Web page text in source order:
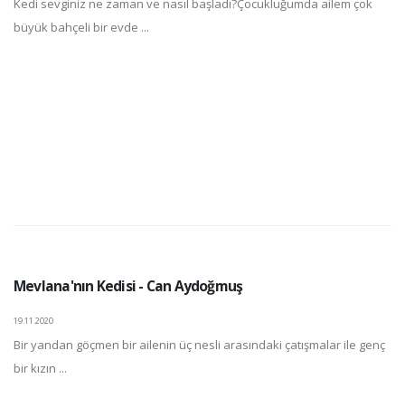
büyük bahçeli bir evde ...
Mevlana'nın Kedisi - Can Aydoğmuş
19.11.2020
Bir yandan göçmen bir ailenin üç nesli arasındaki çatışmalar ile genç
bir kızın ...